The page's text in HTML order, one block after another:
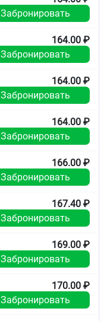
Забронировать
164.00 ₽
Забронировать
164.00 ₽
Забронировать
164.00 ₽
Забронировать
166.00 ₽
Забронировать
167.40 ₽
Забронировать
169.00 ₽
Забронировать
170.00 ₽
Забронировать